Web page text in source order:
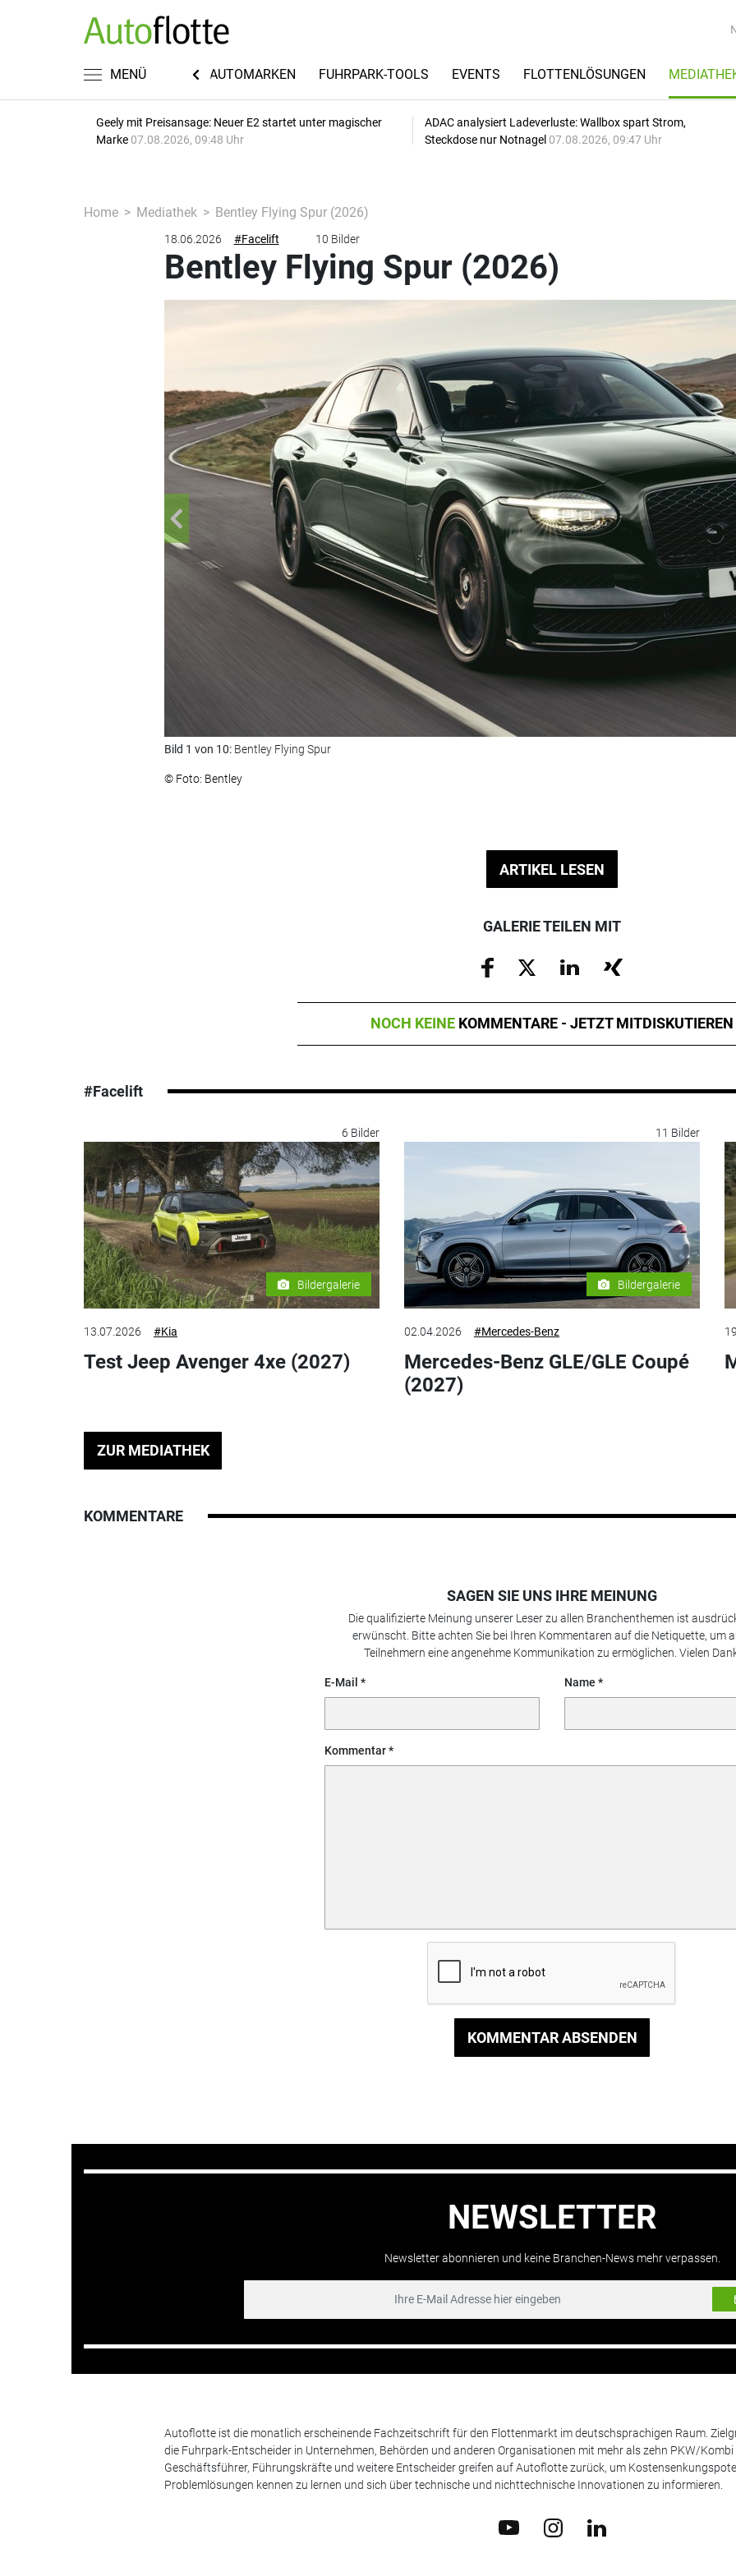
MENÜ
RECHT & STEUERN AUTOMARKEN FUHRPARK-TOOLS EVENTS FLOTTENLÖSUNGEN
Geely mit Preisansage: Neuer E2 startet unter magischer
Marke 07.08.2026, 09:48 Uhr
ADAC analysiert Ladeverluste: Wallbox spart Strom,
Steckdose nur Notnagel 07.08.2026, 09:47 Uhr
Home Mediathek Bentley Flying Spur (2026)
18.06.2026 #Facelift 10 Bilder
Bentley Flying Spur (2026)
Bild 1 von 10: Bentley Flying Spur
© Foto: Bentley
ARTIKEL LESEN
GALERIE TEILEN MIT
NOCH KEINE KOMMENTARE - JETZT MITDISKUTIEREN
#Facelift
6 Bilder
Bildergalerie
13.07.2026 #Kia
Test Jeep Avenger 4xe (2027)
11 Bilder
Bildergalerie
02.04.2026 #Mercedes-Benz
Mercedes-Benz GLE/GLE Coupé
(2027)
ZUR MEDIATHEK
KOMMENTARE
SAGEN SIE UNS IHRE MEINUNG
Die qualifizierte Meinung unserer Leser zu allen Branchenthemen ist
erwünscht. Bitte achten Sie bei Ihren Kommentaren auf die Netiquette, um
Teilnehmern eine angenehme Kommunikation zu ermöglichen. Vielen
E-Mail Name
Kommentar
KOMMENTAR ABSENDEN
NEWSLETTER
Newsletter abonnieren und keine Branchen-News mehr verpassen.
Autoflotte ist die monatlich erscheinende Fachzeitschrift für den Flottenmarkt im deutschsprachigen Raum.
die Fuhrpark-Entscheider in Unternehmen, Behörden und anderen Organisationen mit mehr als zehn PKW/
Geschäftsführer, Führungskräfte und weitere Entscheider greifen auf Autoflotte zurück, um
Problemlösungen kennen zu lernen und sich über technische und nichttechnische Innovationen zu informieren.